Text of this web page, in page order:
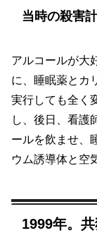
当時の殺害
アルコールが大
に、睡眠薬とカ
実行しても全く
し、後日、看護
ールを飲ませ、
ウム誘導体と空
1999年。